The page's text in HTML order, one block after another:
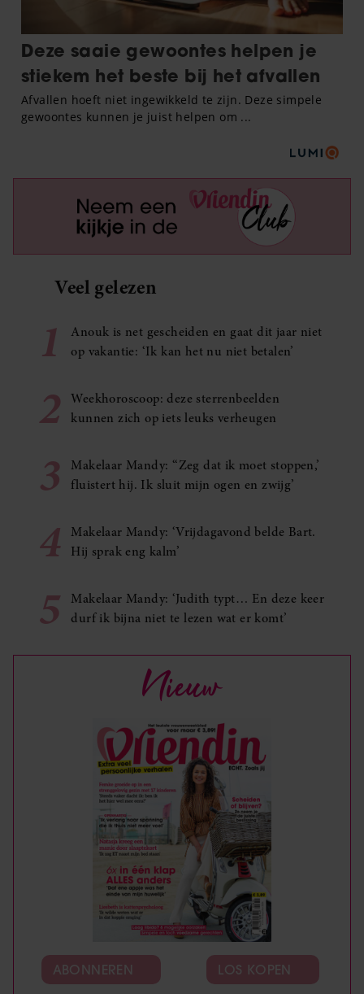
Veel gelezen
1
Anouk is net gescheiden en gaat dit jaar niet
op vakantie: ‘Ik kan het nu niet betalen’
2
Weekhoroscoop: deze sterrenbeelden
kunnen zich op iets leuks verheugen
3
Makelaar Mandy: ‘‘Zeg dat ik moet stoppen,’
fluistert hij. Ik sluit mijn ogen en zwijg’
4
Makelaar Mandy: ‘Vrijdagavond belde Bart.
Hij sprak eng kalm’
5
Makelaar Mandy: ‘Judith typt… En deze keer
durf ik bijna niet te lezen wat er komt’
Nieuw
ABONNEREN LOS KOPEN